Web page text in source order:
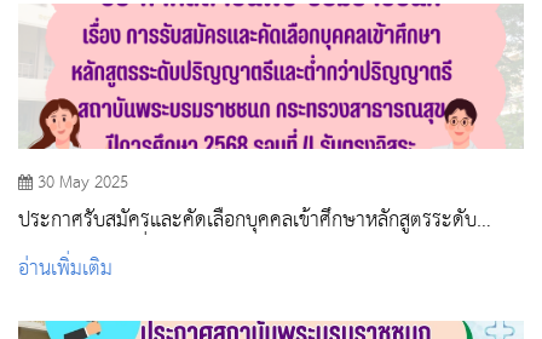
30 May 2025
ประกาศรับสมัครและคัดเลือกบุคคลเข้าศึกษาหลักสูตรระดับ
ปริญญาตรีและต่ำกว่าปริญญาตรี สถาบันพระบรมราชชนก
กระทรวงสาธารณสุข ปีการศึกษา 2568 รอบที่ 4 รับตรงอิสระ
อ่านเพิ่มเติม